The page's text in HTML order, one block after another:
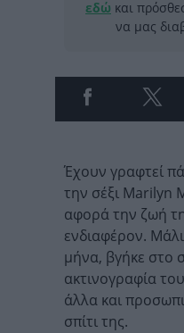
εδώ και
να μας
Έχουν γραφτεί
την σέξι Marilyn
αφορά την ζωή
ενδιαφέρον.
μήνα, βγήκε στο
ακτινογραφία
άλλα και
σπίτι της.